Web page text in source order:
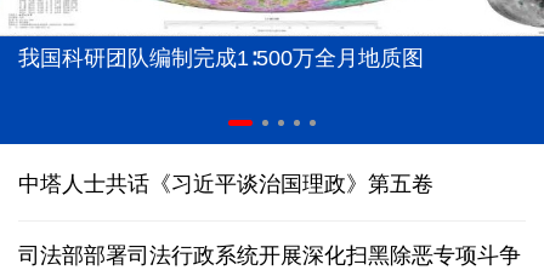
我国科研团队编制完成1∶500万全月地质图
中塔人士共话《习近平谈治国理政》第五卷
司法部部署司法行政系统开展深化扫黑除恶专项斗争